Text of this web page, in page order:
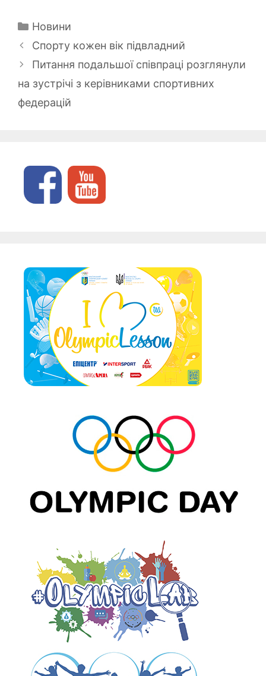
Категорії
Новини
Спорту кожен вік підвладний
Питання подальшої співпраці розглянули
на зустрічі з керівниками спортивних
федерацій